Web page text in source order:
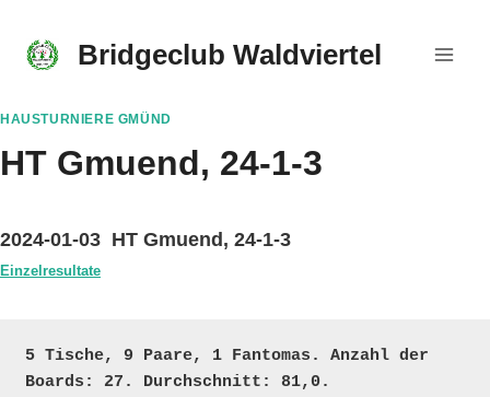
content
Bridgeclub Waldviertel
HAUSTURNIERE GMÜND
HT Gmuend, 24-1-3
2024-01-03 HT Gmuend, 24-1-3
Einzelresultate
5 Tische, 9 Paare, 1 Fantomas. Anzahl der
Boards: 27. Durchschnitt: 81,0.